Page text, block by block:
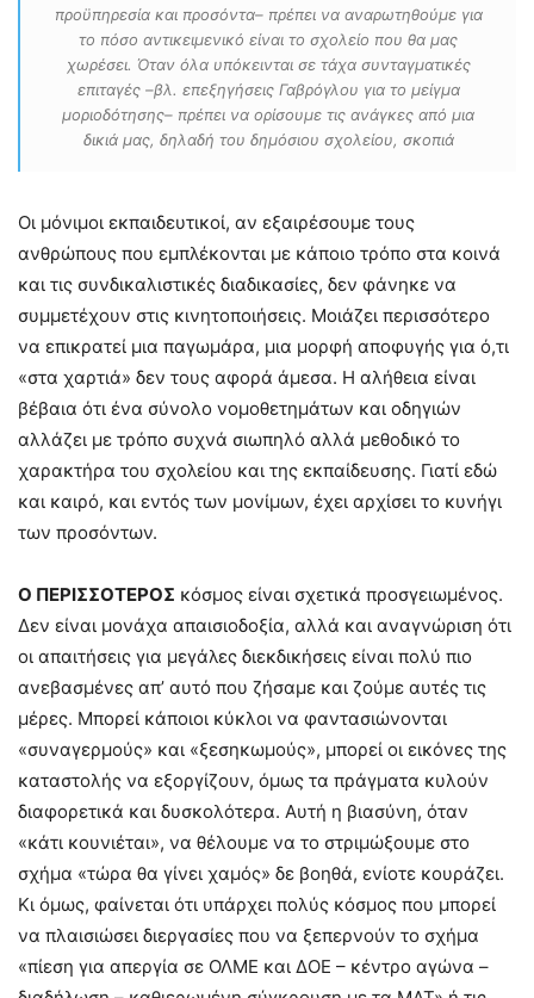
προϋπηρεσία και προσόντα– πρέπει να αναρωτηθούμε για
το πόσο αντικειμενικό είναι το σχολείο που θα μας
χωρέσει. Όταν όλα υπόκεινται σε τάχα συνταγματικές
επιταγές –βλ. επεξηγήσεις Γαβρόγλου για το μείγμα
μοριοδότησης– πρέπει να ορίσουμε τις ανάγκες από μια
δικιά μας, δηλαδή του δημόσιου σχολείου, σκοπιά
Οι μόνιμοι εκπαιδευτικοί, αν εξαιρέσουμε τους
ανθρώπους που εμπλέκονται με κάποιο τρόπο στα κοινά
και τις συνδικαλιστικές διαδικασίες, δεν φάνηκε να
συμμετέχουν στις κινητοποιήσεις. Μοιάζει περισσότερο
να επικρατεί μια παγωμάρα, μια μορφή αποφυγής για ό,τι
«στα χαρτιά» δεν τους αφορά άμεσα. Η αλήθεια είναι
βέβαια ότι ένα σύνολο νομοθετημάτων και οδηγιών
αλλάζει με τρόπο συχνά σιωπηλό αλλά μεθοδικό το
χαρακτήρα του σχολείου και της εκπαίδευσης. Γιατί εδώ
και καιρό, και εντός των μονίμων, έχει αρχίσει το κυνήγι
των προσόντων.
Ο ΠΕΡΙΣΣΟΤΕΡΟΣ κόσμος είναι σχετικά προσγειωμένος.
Δεν είναι μονάχα απαισιοδοξία, αλλά και αναγνώριση ότι
οι απαιτήσεις για μεγάλες διεκδικήσεις είναι πολύ πιο
ανεβασμένες απ’ αυτό που ζήσαμε και ζούμε αυτές τις
μέρες. Μπορεί κάποιοι κύκλοι να φαντασιώνονται
«συναγερμούς» και «ξεσηκωμούς», μπορεί οι εικόνες της
καταστολής να εξοργίζουν, όμως τα πράγματα κυλούν
διαφορετικά και δυσκολότερα. Αυτή η βιασύνη, όταν
«κάτι κουνιέται», να θέλουμε να το στριμώξουμε στο
σχήμα «τώρα θα γίνει χαμός» δε βοηθά, ενίοτε κουράζει.
Κι όμως, φαίνεται ότι υπάρχει πολύς κόσμος που μπορεί
να πλαισιώσει διεργασίες που να ξεπερνούν το σχήμα
«πίεση για απεργία σε ΟΛΜΕ και ΔΟΕ – κέντρο αγώνα –